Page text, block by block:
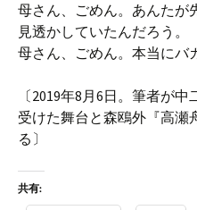
母さん、ごめん。あんたが
見透かしていたんだろう。
母さん、ごめん。本当にバ
〔2019年8月6日。筆者が
受けた舞台と森鴎外『高瀬
る〕
共有: